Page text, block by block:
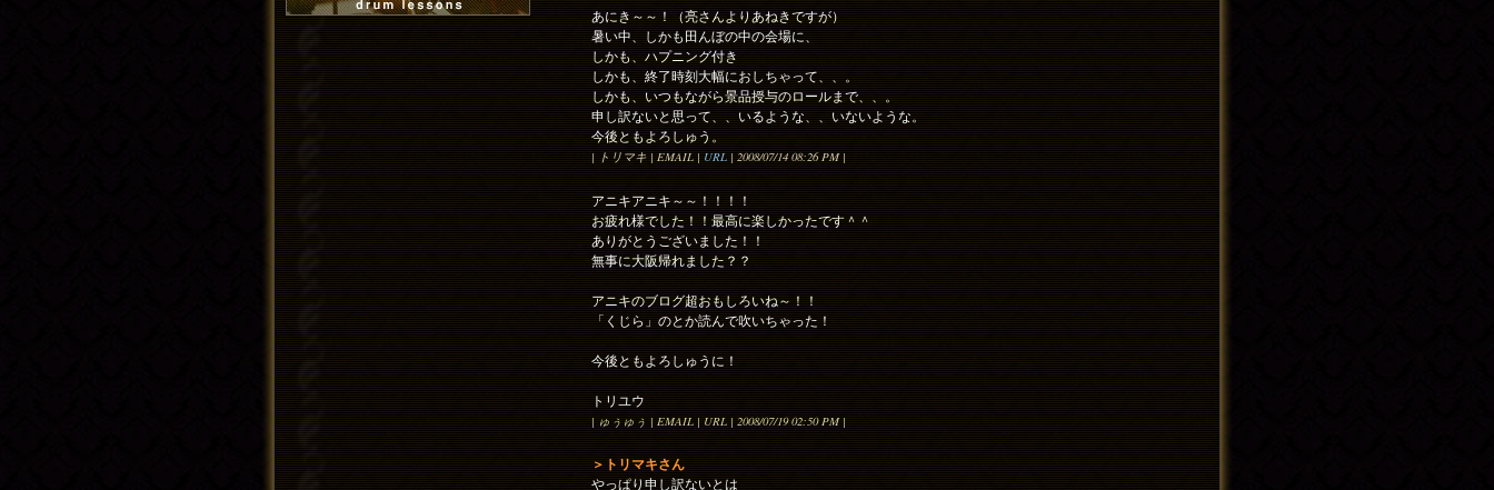
あにき～～！（亮さんよりあねきですが）
暑い中、しかも田んぼの中の会場に、
しかも、ハプニング付き
しかも、終了時刻大幅におしちゃって、、。
しかも、いつもながら景品授与のロールまで、、。
申し訳ないと思って、、いるような、、いないような。
今後ともよろしゅう。
| トリマキ | EMAIL | URL | 2008/07/14 08:26 PM |
アニキアニキ～～！！！！
お疲れ様でした！！最高に楽しかったです＾＾
ありがとうございました！！
無事に大阪帰れました？？
アニキのブログ超おもしろいね～！！
「くじら」のとか読んで吹いちゃった！
今後ともよろしゅうに！
トリユウ
| ゅぅゅぅ | EMAIL | URL | 2008/07/19 02:50 PM |
＞トリマキさん
やっぱり申し訳ないとは